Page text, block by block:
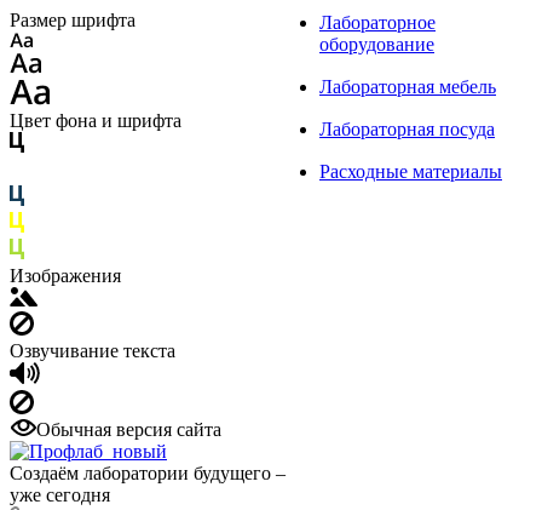
Размер шрифта
Цвет фона и шрифта
Изображения
Озвучивание текста
Обычная версия сайта
Создаём лаборатории будущего –
уже сегодня
Лабораторное
оборудование
Лабораторная мебель
Лабораторная посуда
Расходные материалы